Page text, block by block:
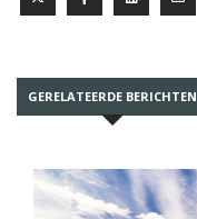
GERELATEERDE BERICHTEN